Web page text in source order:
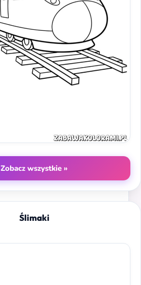
Zobacz wszystkie »
Ślimaki